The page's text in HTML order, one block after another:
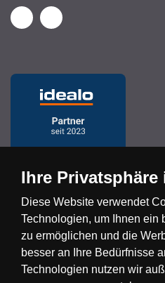
Česká republika
Magyarország
Ihre
Diese Website verwendet
Technologien, um Ihnen ein
zu ermöglichen und die
besser an Ihre Bedürfnisse
Technologien nutzen wir